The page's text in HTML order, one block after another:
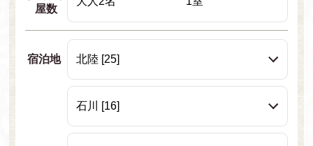
屋数
宿泊地